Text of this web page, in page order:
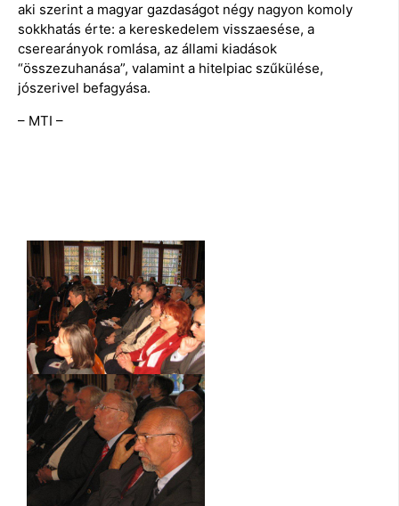
aki szerint a magyar gazdaságot négy nagyon komoly
sokkhatás érte: a kereskedelem visszaesése, a
cserearányok romlása, az állami kiadások
“összezuhanása”, valamint a hitelpiac szűkülése,
jószerivel befagyása.
– MTI –